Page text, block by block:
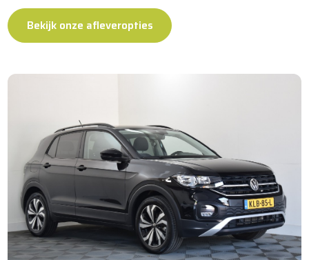
Bekijk onze afleveropties